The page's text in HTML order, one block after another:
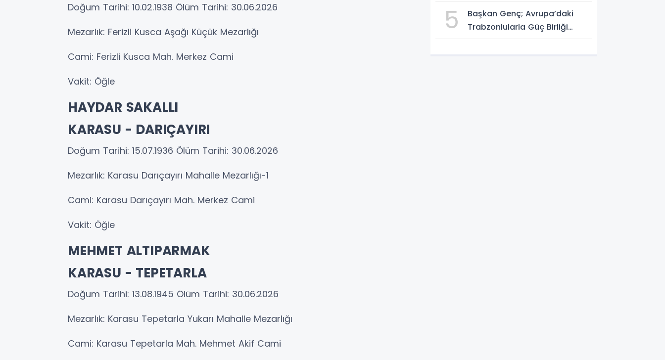
Doğum Tarihi: 10.02.1938 Ölüm Tarihi: 30.06.2026
Mezarlık: Ferizli Kusca Aşağı Küçük Mezarlığı
Cami: Ferizli Kusca Mah. Merkez Cami
Vakit: Öğle
HAYDAR SAKALLI
KARASU - DARIÇAYIRI
Doğum Tarihi: 15.07.1936 Ölüm Tarihi: 30.06.2026
Mezarlık: Karasu Darıçayırı Mahalle Mezarlığı-1
Cami: Karasu Darıçayırı Mah. Merkez Cami
Vakit: Öğle
MEHMET ALTIPARMAK
KARASU - TEPETARLA
Doğum Tarihi: 13.08.1945 Ölüm Tarihi: 30.06.2026
Mezarlık: Karasu Tepetarla Yukarı Mahalle Mezarlığı
Cami: Karasu Tepetarla Mah. Mehmet Akif Cami
5
Başkan Genç; Avrupa’daki
Trabzonlularla Güç Birliği